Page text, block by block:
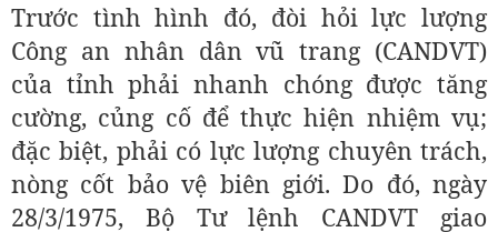
Trước tình hình đó, đòi hỏi lực lượng
Công an nhân dân vũ trang (CANDVT)
của tỉnh phải nhanh chóng được tăng
cường, củng cố để thực hiện nhiệm vụ;
đặc biệt, phải có lực lượng chuyên trách,
nòng cốt bảo vệ biên giới. Do đó, ngày
28/3/1975, Bộ Tư lệnh CANDVT giao